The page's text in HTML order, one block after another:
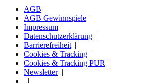
AGB
AGB Gewinnspiele
Impressum
Datenschutzerklärung
Barrierefreiheit
Cookies & Tracking
Cookies & Tracking PUR
Newsletter